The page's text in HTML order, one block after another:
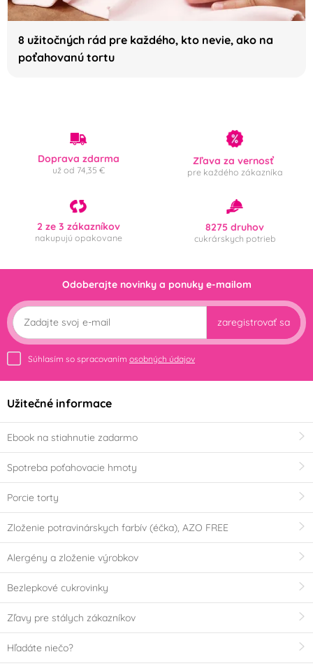
8 užitočných rád pre každého, kto nevie, ako na
poťahovanú tortu
Doprava zdarma
už od 74,35 €
Zľava za vernosť
pre každého zákazníka
2 ze 3 zákazníkov
nakupujú opakovane
8275 druhov
cukrárskych potrieb
Odoberajte novinky a ponuky e-mailom
zaregistrovať sa
Súhlasím so spracovaním osobných údajov
Užitečné informace
Ebook na stiahnutie zadarmo
Spotreba poťahovacie hmoty
Porcie torty
Zloženie potravinárskych farbív (éčka), AZO FREE
Alergény a zloženie výrobkov
Bezlepkové cukrovinky
Zľavy pre stálych zákazníkov
Hľadáte niečo?